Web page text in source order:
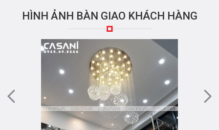
HÌNH ẢNH BÀN GIAO KHÁCH HÀNG